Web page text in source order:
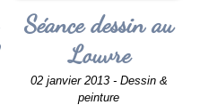
Séance dessin au
Louvre
02 janvier 2013 - Dessin &
peinture